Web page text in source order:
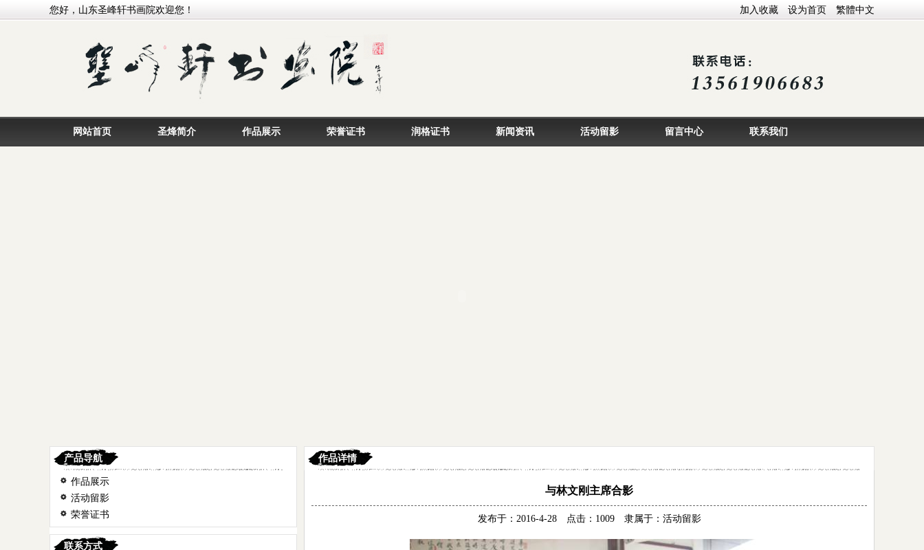
您好，山东圣峰轩书画院欢迎您！ 加入收藏 设为首页 繁體中文
网站首页 圣烽简介 作品展示 荣誉证书 润格证书 新闻资讯 活动留影 留言中心 联系我们
产品导航
作品展示
活动留影
荣誉证书
联系方式
作品详情
与林文刚主席合影
发布于：2016-4-28 点击：1009 隶属于： 活动留影